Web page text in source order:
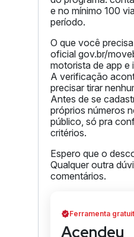
e no mínimo 100
período.
O que você
oficial gov.br/
motorista de app e
A verificação
precisar tirar
Antes de se
próprios números
público, só pra
critérios.
Espero que o
Qualquer outra
comentários.
Ferramenta
Acendeu